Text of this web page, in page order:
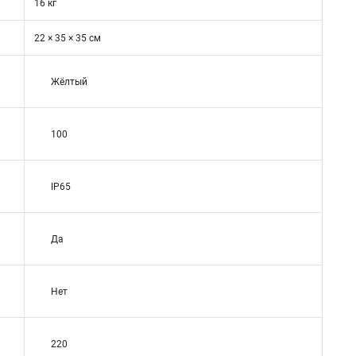
16 кг
22 × 35 × 35 см
Жёлтый
100
IP65
Да
Нет
220